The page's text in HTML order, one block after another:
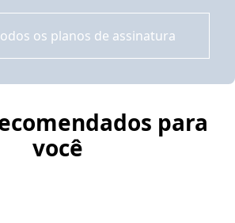
os planos de assinatura
para
você